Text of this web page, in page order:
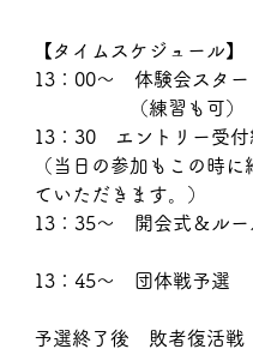
【タイムスケジュール】
13：00～　体験会スター
（練習も可）
13：30　エントリー受付
（当日の参加もこの時に
ていただきます。）
13：35～　開会式＆ルー
13：45～　団体戦予選
予選終了後　敗者復活戦